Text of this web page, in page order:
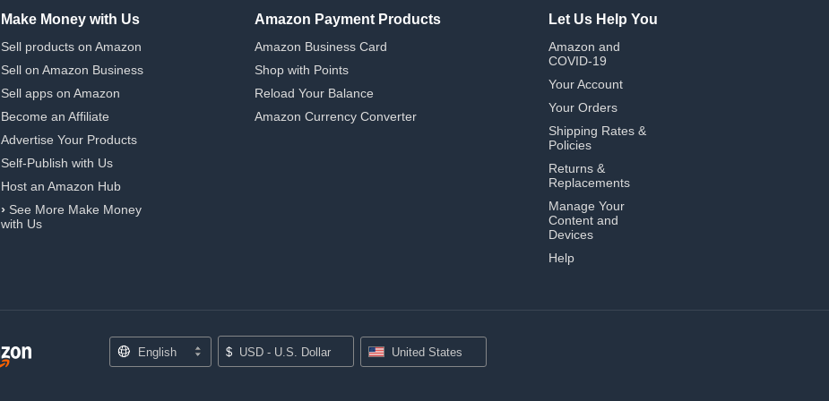
Make Money with Us
Sell products on Amazon
Sell on Amazon Business
Sell apps on Amazon
Become an Affiliate
Advertise Your Products
Self-Publish with Us
Host an Amazon Hub
› See More Make Money
with Us
Amazon Payment Products
Amazon Business Card
Shop with Points
Reload Your Balance
Amazon Currency Converter
Let Us Help You
Amazon and
COVID-19
Your Account
Your Orders
Shipping Rates &
Policies
Returns &
Replacements
Manage Your
Content and
Devices
Help
English $ USD - U.S. Dollar United States